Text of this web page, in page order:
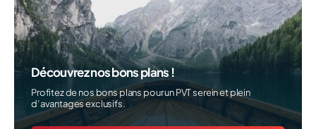
Découvrez nos bons plans !
Profitez de nos bons plans pour un PVT serein et plein
d’avantages exclusifs.